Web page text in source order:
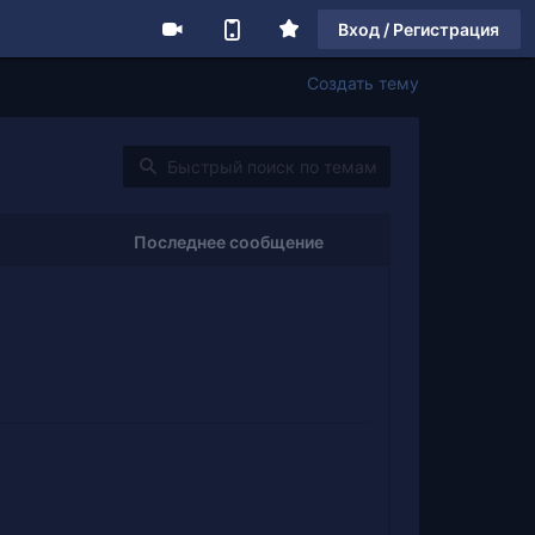
Вход / Регистрация
Создать тему
Последнее сообщение